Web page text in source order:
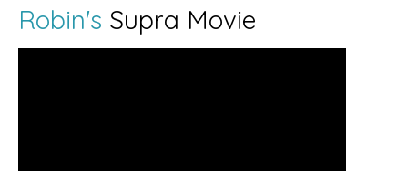
Robin's Supra Movie